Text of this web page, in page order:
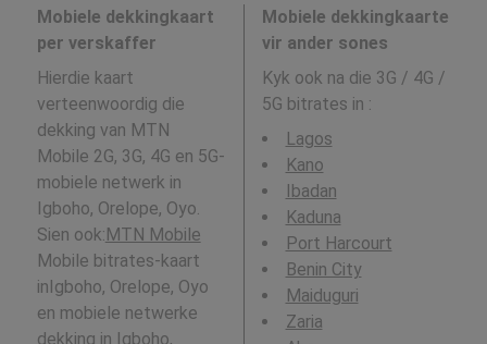
Mobiele dekkingkaart
per verskaffer
Hierdie kaart
verteenwoordig die
dekking van MTN
Mobile 2G, 3G, 4G en 5G-
mobiele netwerk in
Igboho, Orelope, Oyo.
Sien ook:MTN Mobile
Mobile bitrates-kaart
inIgboho, Orelope, Oyo
en mobiele netwerke
dekking in Igboho,
Mobiele dekkingkaarte
vir ander sones
Kyk ook na die 3G / 4G /
5G bitrates in :
Lagos
Kano
Ibadan
Kaduna
Port Harcourt
Benin City
Maiduguri
Zaria